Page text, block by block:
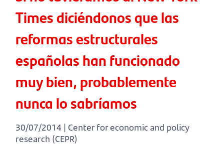
Times diciéndonos que las
reformas estructurales
españolas han funcionado
muy bien, probablemente
nunca lo sabríamos
30/07/2014 | Center for economic and policy
research (CEPR)